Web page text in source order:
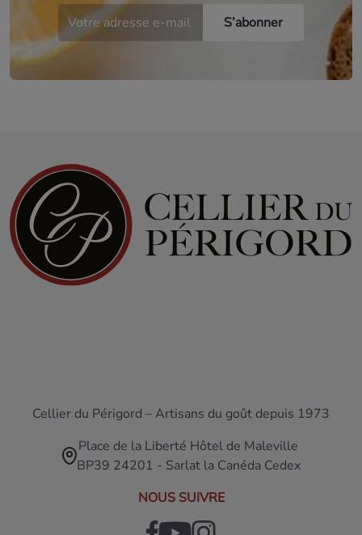
Cellier du Périgord – Artisans du goût depuis 1973
Place de la Liberté Hôtel de Maleville
BP39 24201 - Sarlat la Canéda Cedex
NOUS SUIVRE